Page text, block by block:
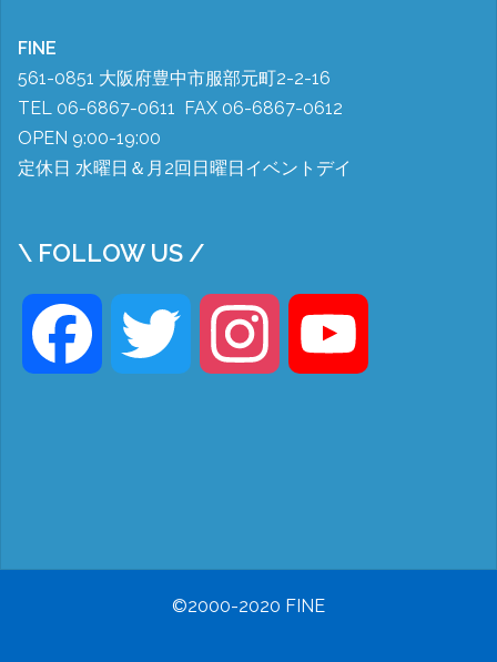
FINE
561-0851 大阪府豊中市服部元町2-2-16
TEL 06-6867-0611 FAX 06-6867-0612
OPEN 9:00-19:00
定休日 水曜日＆月2回日曜日イベントデイ
\ FOLLOW US /
Facebook Twitter Instagram
©2000-2020 FINE